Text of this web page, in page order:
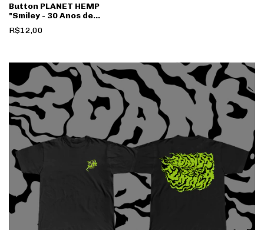
Button PLANET HEMP
"Smiley - 30 Anos de
Fumaça"
R$12,00